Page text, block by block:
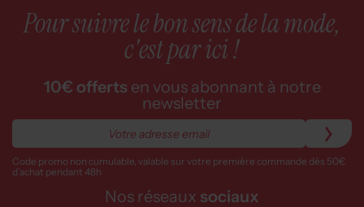
Pour suivre le bon sens de la mode,
c'est par ici !
10€ offerts en vous abonnant à notre
newsletter
Code promo non cumulable, valable sur votre première commande dès 50€
d’achat pendant 48h
Nos réseaux sociaux